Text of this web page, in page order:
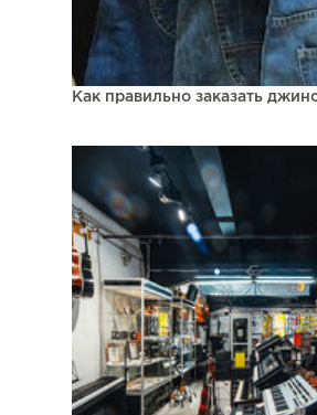
Как правильно заказать